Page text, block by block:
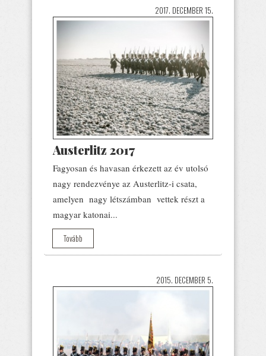
2017. DECEMBER 15.
Austerlitz 2017
Fagyosan és havasan érkezett az év utolsó
nagy rendezvénye az Austerlitz-i csata,
amelyen nagy létszámban vettek részt a
magyar katonai...
Tovább
2015. DECEMBER 5.